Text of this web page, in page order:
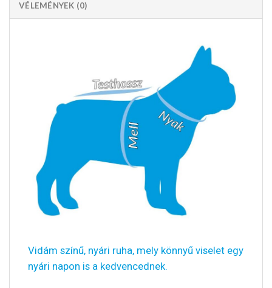
VÉLEMÉNYEK (0)
Vidám színű, nyári ruha, mely könnyű viselet egy
nyári napon is a kedvencednek.